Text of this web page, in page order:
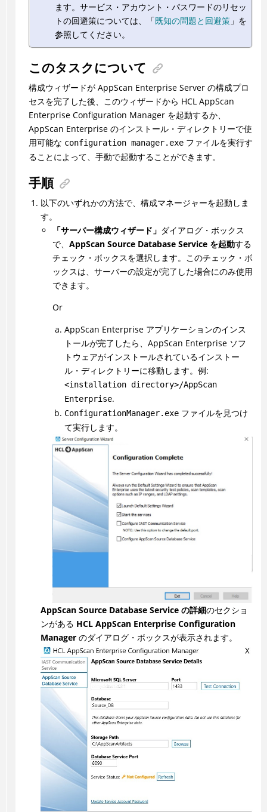
ます。サービス・アカウント・パスワードのリセッ
トの回避策については、「既知の問題と回避策」を
参照してください。
このタスクについて
構成ウィザードが AppScan Enterprise Server の構成プロ
セスを完了した後、このウィザードから HCL AppScan
Enterprise Configuration Manager を起動するか、
AppScan Enterprise のインストール・ディレクトリーで使
用可能な configuration manager.exeファイルを実行す
ることによって、手動で起動することができます。
手順
以下のいずれかの方法で、構成マネージャーを起動しま
す。
「サーバー構成ウィザード」 ダイアログ・ボックス
で、 AppScan Source Database Service を起動する
チェック・ボックスを選択します。このチェック・ボ
ックスは、サーバーの設定が完了した場合にのみ使用
できます。
Or
AppScan Enterprise アプリケーションのインス
トールが完了したら、AppScan Enterprise ソフ
トウェアがインストールされているインストー
ル・ディレクトリーに移動します。例:
<installation directory>/AppScan
Enterprise.
ConfigurationManager.exeファイルを見つけ
て実行します。
AppScan Source Database Service の詳細のセクショ
ンがある HCL AppScan Enterprise Configuration
Managerのダイアログ・ボックスが表示されます。